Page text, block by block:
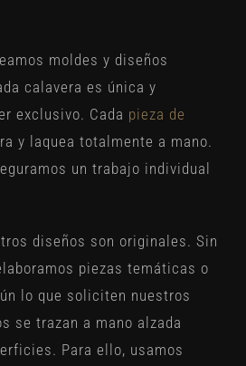
moldes y diseños
calavera es única y
exclusivo. Cada pieza de
y laquea totalmente a mano.
un trabajo individual
diseños son originales. Sin
piezas temáticas o
lo que soliciten nuestros
se trazan a mano alzada
Para ello, usamos